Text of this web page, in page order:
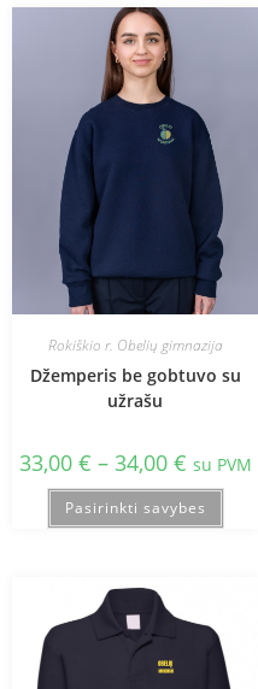
Rokiškio r. Obelių gimnazija
Džemperis be gobtuvo su
užrašu
33,00 € – 34,00 € su PVM
Pasirinkti savybes